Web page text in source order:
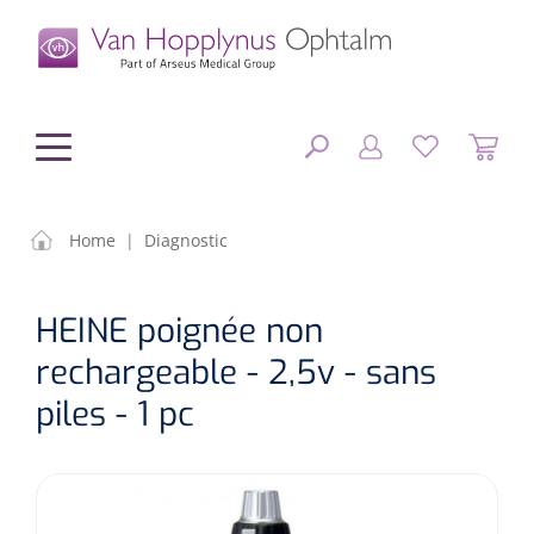
Equipement chirurgical
OP sets
Diagnostic
Tonomètres
Petit matériel
Optométrie/Orthoption
OPTIONS
Home | Diagnostic
HEINE poignée non
rechargeable - 2,5v - sans
piles - 1 pc